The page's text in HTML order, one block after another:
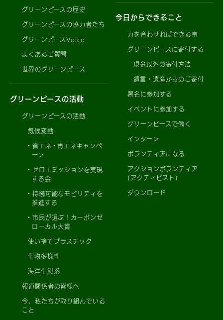
グリーンピースの歴史
グリーンピースの協力者たち
グリーンピースVoice
よくあるご質問
世界のグリーンピース
グリーンピースの活動
グリーンピースの活動
気候変動
省エネ・再エネキャンペ
ーン
ゼロエミッションを実現
する会
持続可能なモビリティを
推進する
市民が選ぶ！カーボンゼ
ローカル大賞
使い捨てプラスチック
生物多様性
海洋生態系
報道関係者の皆様へ
今、私たちが取り組んでいる
こと
今日からできること
力を合わせればできる事
グリーンピースに寄付する
現金以外の寄付方法
遺言・遺産からのご寄付
署名に参加する
イベントに参加する
グリーンピースで働く
インターン
ボランティアになる
アクションボランティア
(アクティビスト)
ダウンロード